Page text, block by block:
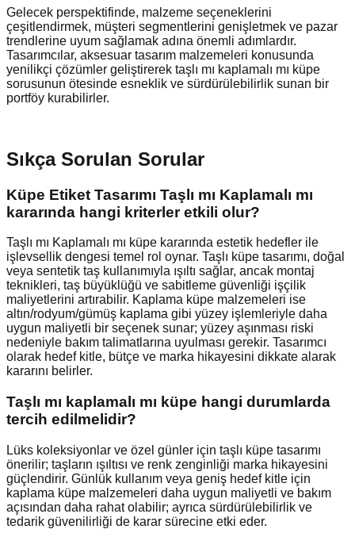
Gelecek perspektifinde, malzeme seçeneklerini
çeşitlendirmek, müşteri segmentlerini genişletmek ve pazar
trendlerine uyum sağlamak adına önemli adımlardır.
Tasarımcılar, aksesuar tasarım malzemeleri konusunda
yenilikçi çözümler geliştirerek taşlı mı kaplamalı mı küpe
sorusunun ötesinde esneklik ve sürdürülebilirlik sunan bir
portföy kurabilirler.
Sıkça Sorulan Sorular
Küpe Etiket Tasarımı Taşlı mı Kaplamalı mı
kararında hangi kriterler etkili olur?
Taşlı mı Kaplamalı mı küpe kararında estetik hedefler ile
işlevsellik dengesi temel rol oynar. Taşlı küpe tasarımı, doğal
veya sentetik taş kullanımıyla ışıltı sağlar, ancak montaj
teknikleri, taş büyüklüğü ve sabitleme güvenliği işçilik
maliyetlerini artırabilir. Kaplama küpe malzemeleri ise
altın/rodyum/gümüş kaplama gibi yüzey işlemleriyle daha
uygun maliyetli bir seçenek sunar; yüzey aşınması riski
nedeniyle bakım talimatlarına uyulması gerekir. Tasarımcı
olarak hedef kitle, bütçe ve marka hikayesini dikkate alarak
kararını belirler.
Taşlı mı kaplamalı mı küpe hangi durumlarda
tercih edilmelidir?
Lüks koleksiyonlar ve özel günler için taşlı küpe tasarımı
önerilir; taşların ışıltısı ve renk zenginliği marka hikayesini
güçlendirir. Günlük kullanım veya geniş hedef kitle için
kaplama küpe malzemeleri daha uygun maliyetli ve bakım
açısından daha rahat olabilir; ayrıca sürdürülebilirlik ve
tedarik güvenilirliği de karar sürecine etki eder.